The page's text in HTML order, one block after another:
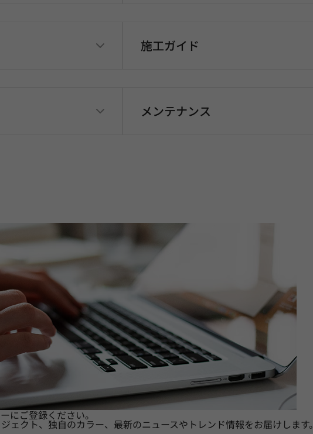
施工ガイド
メンテナンス
にご登録ください。
ェクト、独自のカラー、最新のニュースやトレンド情報をお届けします。